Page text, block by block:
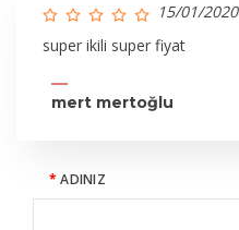
15/01/2020
super ikili super fiyat
mert mertoğlu
ADINIZ